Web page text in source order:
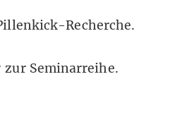
Recherche.
Seminarreihe.